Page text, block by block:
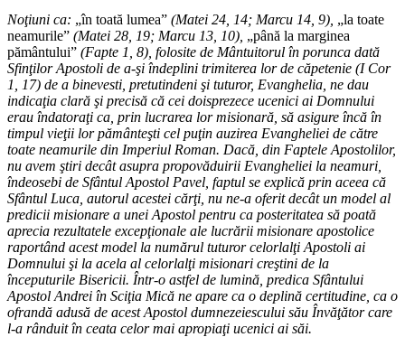
Noţiuni ca: „în toată lumea” (Matei 24, 14; Marcu 14, 9), „la toate
neamurile” (Matei 28, 19; Marcu 13, 10), „până la marginea
pământului” (Fapte 1, 8), folosite de Mântuitorul în porunca dată
Sfinţilor Apostoli de a-şi îndeplini trimiterea lor de căpetenie (I Cor
1, 17) de a binevesti, pretutindeni şi tuturor, Evanghelia, ne dau
indicaţia clară şi precisă că cei doisprezece ucenici ai Domnului
erau îndatoraţi ca, prin lucrarea lor misionară, să asigure încă în
timpul vieţii lor pământeşti cel puţin auzirea Evangheliei de către
toate neamurile din Imperiul Roman. Dacă, din Faptele Apostolilor,
nu avem ştiri decât asupra propovăduirii Evangheliei la neamuri,
îndeosebi de Sfântul Apostol Pavel, faptul se explică prin aceea că
Sfântul Luca, autorul acestei cărţi, nu ne-a oferit decât un model al
predicii misionare a unei Apostol pentru ca posteritatea să poată
aprecia rezultatele excepţionale ale lucrării misionare apostolice
raportând acest model la numărul tuturor celorlalţi Apostoli ai
Domnului şi la acela al celorlalţi misionari creştini de la
începuturile Bisericii. Într-o astfel de lumină, predica Sfântului
Apostol Andrei în Sciţia Mică ne apare ca o deplină certitudine, ca o
ofrandă adusă de acest Apostol dumnezeiescului său Învăţător care
l-a rânduit în ceata celor mai apropiaţi ucenici ai săi.